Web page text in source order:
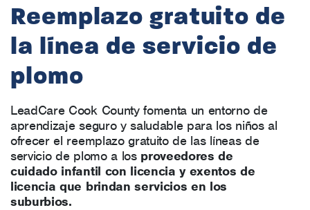
Reemplazo gratuito de
la línea de servicio de
plomo
LeadCare Cook County fomenta un entorno de
aprendizaje seguro y saludable para los niños al
ofrecer el reemplazo gratuito de las líneas de
servicio de plomo a los proveedores de
cuidado infantil con licencia y exentos de
licencia que brindan servicios en los
suburbios.